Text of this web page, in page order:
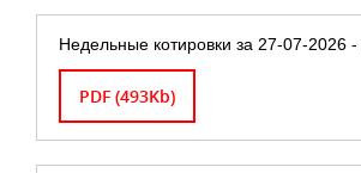
Недельные котировки за 27-07-2026
PDF (493Kb)